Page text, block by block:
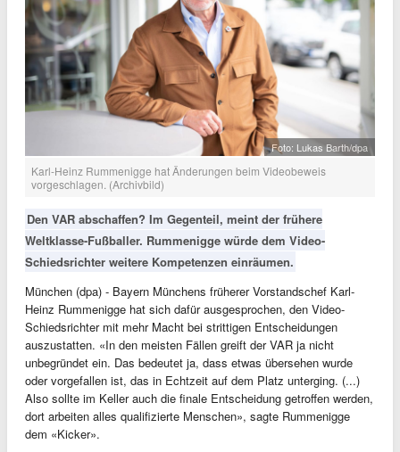
Foto: Lukas Barth/dpa
Karl-Heinz Rummenigge hat Änderungen beim Videobeweis
vorgeschlagen. (Archivbild)
Den VAR abschaffen? Im Gegenteil, meint der frühere
Weltklasse-Fußballer. Rummenigge würde dem Video-
Schiedsrichter weitere Kompetenzen einräumen.
München (dpa) - Bayern Münchens früherer Vorstandschef Karl-
Heinz Rummenigge hat sich dafür ausgesprochen, den Video-
Schiedsrichter mit mehr Macht bei strittigen Entscheidungen
auszustatten. «In den meisten Fällen greift der VAR ja nicht
unbegründet ein. Das bedeutet ja, dass etwas übersehen wurde
oder vorgefallen ist, das in Echtzeit auf dem Platz unterging. (...)
Also sollte im Keller auch die finale Entscheidung getroffen werden,
dort arbeiten alles qualifizierte Menschen», sagte Rummenigge
dem «Kicker».